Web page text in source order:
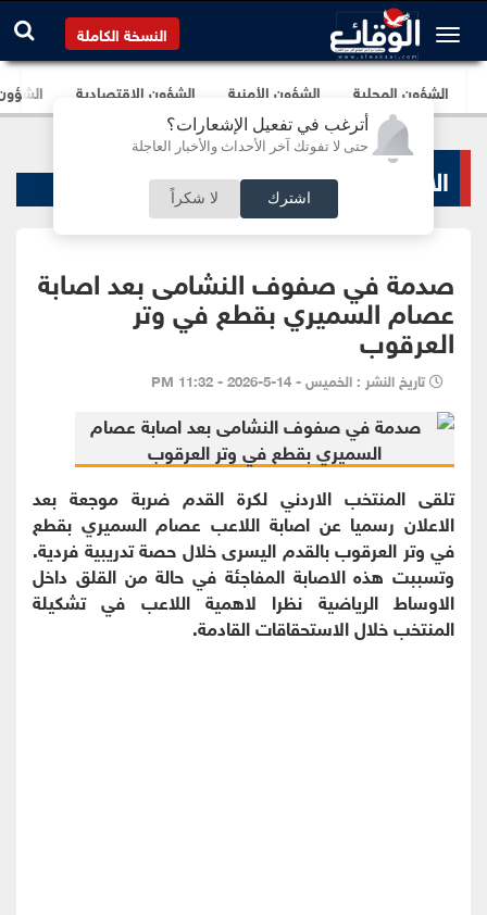
أترغب في تفعيل الإشعارات؟
حتى لا تفوتك آخر الأحداث والأخبار العاجلة
اشترك لا شكراً
النسخة الكاملة
الشؤون المحلية الشؤون الأمنية الشؤون الإقتصادية
الاخبار الرياضية
صدمة في صفوف النشامى بعد اصابة
عصام السميري بقطع في وتر
العرقوب
تاريخ النشر : الخميس - 14-5-2026 - 11:32 PM
تلقى المنتخب الاردني لكرة القدم ضربة موجعة بعد
الاعلان رسميا عن اصابة اللاعب عصام السميري بقطع
في وتر العرقوب بالقدم اليسرى خلال حصة تدريبية فردية.
وتسببت هذه الاصابة المفاجئة في حالة من القلق داخل
الاوساط الرياضية نظرا لاهمية اللاعب في تشكيلة
المنتخب خلال الاستحقاقات القادمة.